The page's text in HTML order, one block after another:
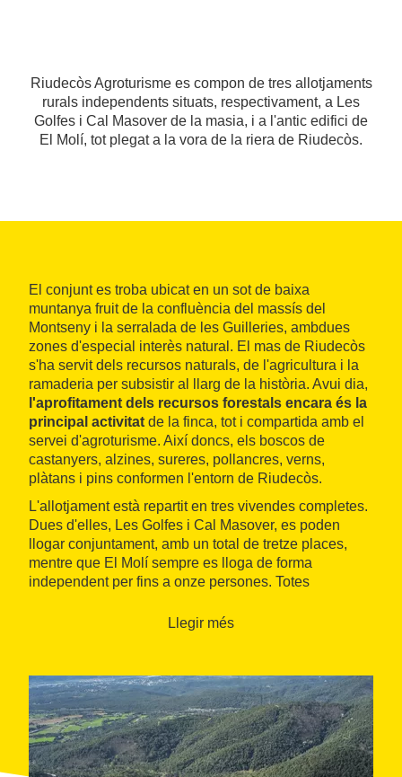
Riudecòs Agroturisme es compon de tres allotjaments
rurals independents situats, respectivament, a Les
Golfes i Cal Masover de la masia, i a l'antic edifici de
El Molí, tot plegat a la vora de la riera de Riudecòs.
El conjunt es troba ubicat en un sot de baixa
muntanya fruit de la confluència del massís del
Montseny i la serralada de les Guilleries, ambdues
zones d'especial interès natural. El mas de Riudecòs
s'ha servit dels recursos naturals, de l'agricultura i la
ramaderia per subsistir al llarg de la història. Avui dia,
l'aprofitament dels recursos forestals encara és la
principal activitat de la finca, tot i compartida amb el
servei d'agroturisme. Així doncs, els boscos de
castanyers, alzines, sureres, pollancres, verns,
plàtans i pins conformen l'entorn de Riudecòs.
L'allotjament està repartit en tres vivendes completes.
Dues d'elles, Les Golfes i Cal Masover, es poden
llogar conjuntament, amb un total de tretze places,
mentre que El Molí sempre es lloga de forma
independent per fins a onze persones. Totes
rústics amb els moderns, són molt acollidores i
Llegir més